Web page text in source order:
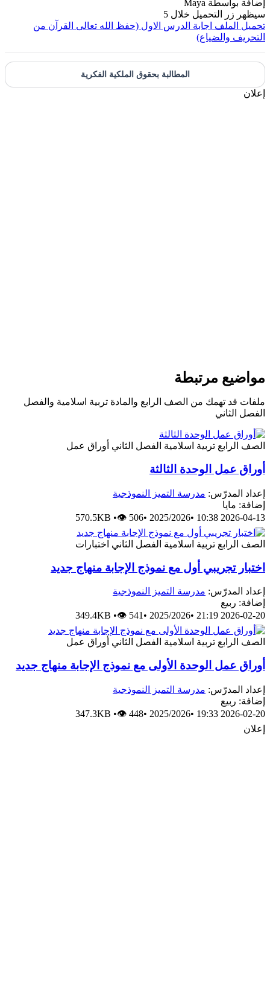
Maya
التحميل خلال 5
اجابة الدرس الاول (حفظ الله تعالى القرآن من
والضياع)
المطالبة بحقوق الملكية الفكرية
مرتبطة
تهمك من الصف الرابع والمادة تربية اسلامية والفصل
تربية اسلامية الفصل الثاني أوراق عمل
الوحدة الثالثة
مدرسة التميز النموذجية
2026-
•
2025/2026
•
570.5KB • 👁 506
تربية اسلامية الفصل الثاني اختبارات
تجريبي أول مع نموذج الإجابة منهاج جديد
مدرسة التميز النموذجية
2026-
•
2025/2026
•
349.4KB • 👁 541
تربية اسلامية الفصل الثاني أوراق عمل
الوحدة الأولى مع نموذج الإجابة منهاج جديد
مدرسة التميز النموذجية
2026-
•
2025/2026
•
347.3KB • 👁 448